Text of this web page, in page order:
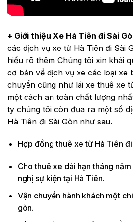
+ Giới thiệu Xe Hà Tiên đi Sài
các dịch vụ xe từ Hà Tiên đi Sài
hiểu rõ thêm Chúng tôi xin khái
cơ bản về dịch vụ xe các loại xe
chuyển cũng như lái xe thuê xe
một cách an toàn chất lượng
ty chúng tôi còn đưa ra một số
Hà Tiên đi Sài Gòn như sau.
Hợp đồng thuê xe từ Hà Tiên
Cho thuê xe dài hạn tháng
nghị sự kiện tại Hà Tiên.
Vận chuyển hành khách một
gòn.